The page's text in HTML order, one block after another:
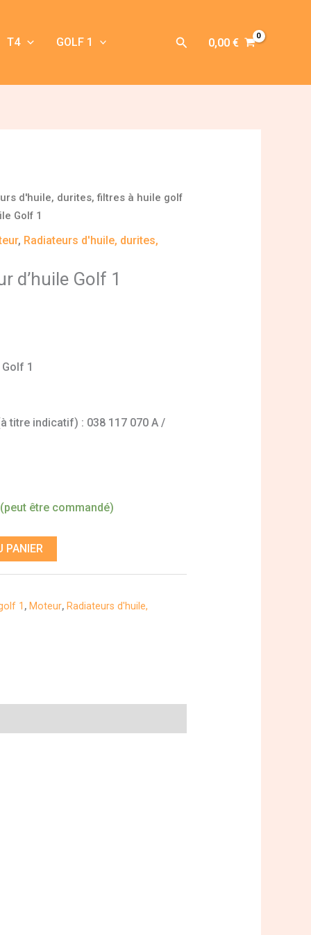
T4 GOLF 1 Rechercher
0,00 €
d'huile, durites, filtres à huile golf
Golf 1
, Radiateurs d'huile, durites,
d’huile Golf 1
1
titre indicatif) : 038 117 070 A /
être commandé)
PANIER
1 , Moteur, Radiateurs d'huile,